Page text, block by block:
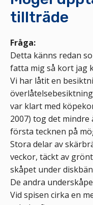
tillträde
Fråga:
Detta känns redan
fatta mig så kort jag
Vi har låtit en
var klart med
2007) tog det mindre
första tecknen på
Stora delar av
veckor, täckt av
skåpet under
De andra
Vid spisen cirka en